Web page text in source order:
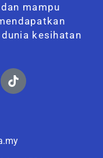
mampu
kesihatan
Tiktok